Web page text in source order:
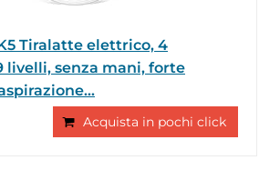
Tiralatte elettrico, 4
livelli, senza mani, forte
Acquista in pochi click